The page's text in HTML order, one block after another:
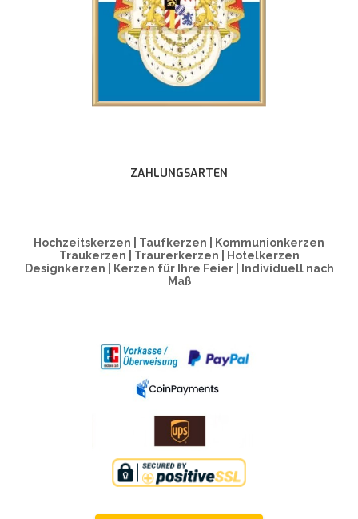
ZAHLUNGSARTEN
Hochzeitskerzen | Taufkerzen | Kommunionkerzen
Traukerzen | Traurerkerzen | Hotelkerzen
Designkerzen | Kerzen für Ihre Feier | Individuell nach
Maß